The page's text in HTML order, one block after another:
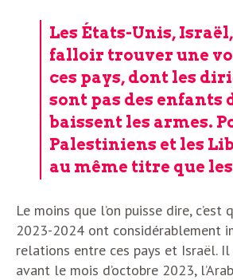
Les États-Unis,
falloir trouver une
ces pays, dont les
sont pas des enfants
baissent les armes.
Palestiniens et les
au même titre que
Le moins que l’on puisse dire, c’est
2023-2024 ont considérablement
relations entre ces pays et Israël.
avant le mois d’octobre 2023,